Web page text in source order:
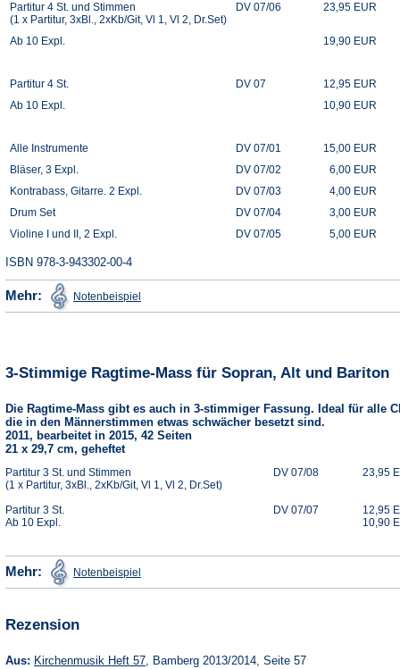
Partitur 4 St. und Stimmen
(1 x Partitur, 3xBl., 2xKb/Git, Vl 1, Vl 2, Dr.Set)
DV 07/06 23,95 EUR
Ab 10 Expl. 19,90 EUR
Partitur 4 St. DV 07
12,95 EUR
Ab 10 Expl.
10,90 EUR
Alle Instrumente DV 07/01
15,00 EUR
Bläser, 3 Expl.
DV 07/02
6,00 EUR
Kontrabass, Gitarre. 2 Expl.
DV 07/03
4,00 EUR
Drum Set
DV 07/04
3,00 EUR
Violine I und II, 2 Expl.
DV 07/05 5,00 EUR
ISBN 978-3-943302-00-4
Mehr: Notenbeispiel in
einem
3-Stimmige Ragtime-Mass für Sopran, Alt und Bariton
Die Ragtime-Mass gibt es auch in 3-stimmiger Fassung. Ideal für alle
die in den Männerstimmen etwas schwächer besetzt sind.
2011, bearbeitet in 2015, 42 Seiten
21 x 29,7 cm, geheftet
Partitur 3 St. und Stimmen
(1 x Partitur, 3xBl., 2xKb/Git, Vl 1, Vl 2, Dr.Set)
DV 07/08 23,95
Partitur 3 St. DV 07/07
12,95
Ab 10 Expl.
10,90
Mehr: Notenbeispiel in
einem
Rezension
Aus: Kirchenmusik Heft 57(Öffnet
, Bamberg 2013/2014, Seite 57